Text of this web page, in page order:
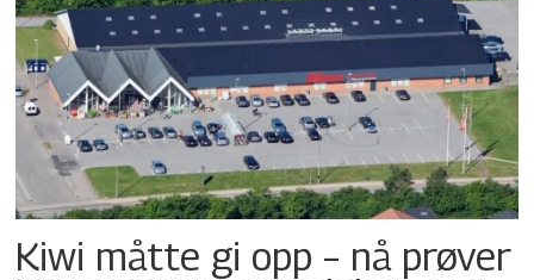
Kiwi måtte gi opp – nå prøver